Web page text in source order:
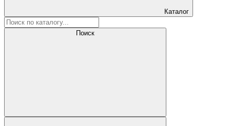
Каталог
Поиск